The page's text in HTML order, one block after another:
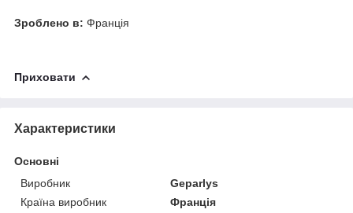
Зроблено в: Франція
Приховати
Характеристики
Основні
Виробник
Geparlys
Країна виробник
Франція